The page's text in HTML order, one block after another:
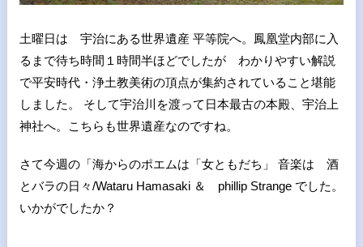
土曜日は 宇治にある世界遺産 平等院へ。鳳凰堂内部に入
るまで待ち時間１時間半ほどでしたが わかりやすい解説
で平安時代・浄土教美術の頂点が集約されていること堪能
しました。 そして宇治川を渡って日本最古の本殿、宇治上
神社へ。こちらも世界遺産なのですね。
さて今週の「海からのポエムは「女ともだち」 音楽は 酒
とバラの日々/Wataru Hamasaki ＆ phillip Strange でした。
いかがでしたか？